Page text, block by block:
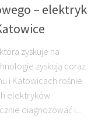
– elektryk
zyskuje na
zyskują coraz
i Katowicach rośnie
elektryków
diagnozować i...